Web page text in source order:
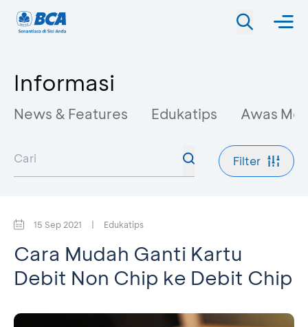
Informasi
News & Features Edukatips Awas
Filter
15 Sep 2021 | Edukatips
Cara Mudah Ganti Kartu
Debit Non Chip ke Debit Chip